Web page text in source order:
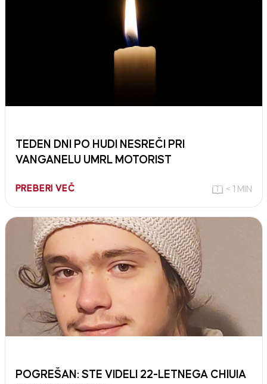
TEDEN DNI PO HUDI NESREČI PRI
VANGANELU UMRL MOTORIST
PREBERI VEČ < 1 MIN
POGREŠAN: STE VIDELI 22-LETNEGA CHIUIA